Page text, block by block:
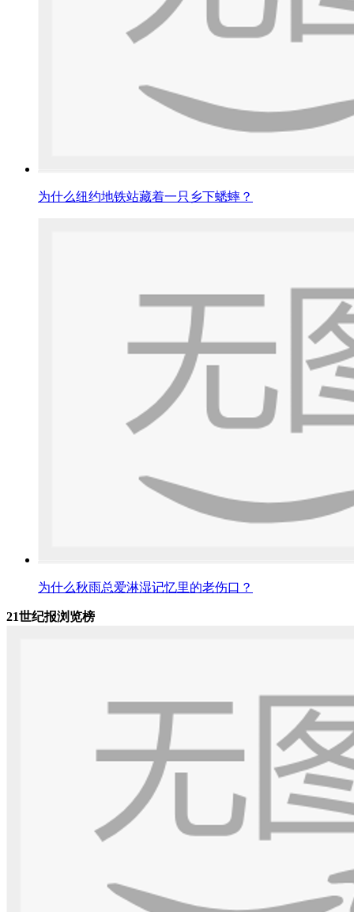
为什么纽约地铁站藏着一只乡下蟋蟀？
为什么秋雨总爱淋湿记忆里的老伤口？
21世纪报浏览榜